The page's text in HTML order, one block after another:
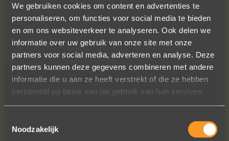
We gebruiken cookies om content en advertenties te
personaliseren, om functies voor social media te bieden
en om ons websiteverkeer te analyseren. Ook delen we
informatie over uw gebruik van onze site met onze
partners voor social media, adverteren en analyse. Deze
partners kunnen deze gegevens combineren met andere
informatie die u aan ze heeft verstrekt of die ze hebben
verzameld op basis van uw gebruik van hun services.
Noodzakelijk
VOLG ONS OP SOCIALE MEDIA